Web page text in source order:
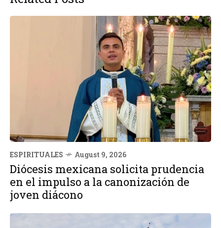
ESPIRITUALES August 9, 2026
Diócesis mexicana solicita prudencia
en el impulso a la canonización de
joven diácono